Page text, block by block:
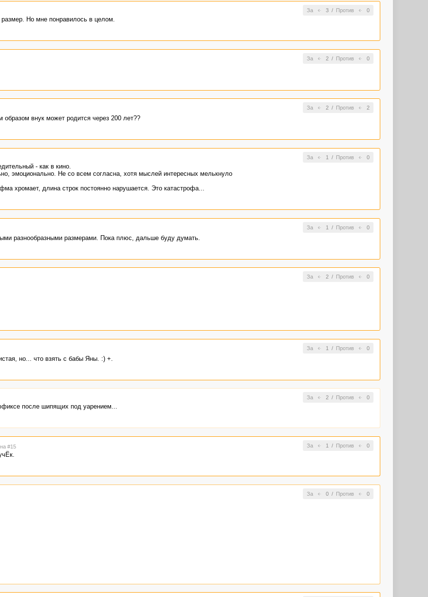
За 3/ Против 0
размер. Но мне понравилось в целом.
За 2/ Против 0
За 2/ Против 2
внук может родится через 200 лет??
За 1 / Против 0
- как в кино.
эмоционально. Не со всем согласна, хотя мыслей интересных мелькнуло
хромает, длина строк постоянно нарушается. Это катастрофа...
За 1 / Против 0
разнообразными размерами. Пока плюс, дальше буду думать.
За 2/ Против 0
За 1 / Против 0
но... что взять с бабы Яны. :) +.
За 2/ Против 0
после шипящих под уарением...
За 1 / Против 0
#15
За 0/ Против 0